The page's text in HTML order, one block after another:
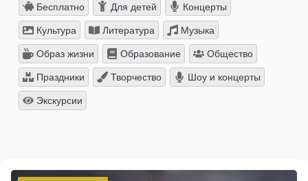
Бесплатно Для детей Концерты
Культура Литература Музыка
Образ жизни Образование Общество
Праздники Творчество Шоу и концерты
Экскурсии